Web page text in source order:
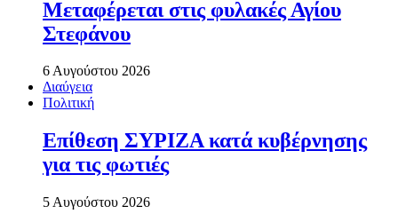
Μεταφέρεται στις φυλακές Αγίου
Στεφάνου
6 Αυγούστου 2026
Διαύγεια
Πολιτική
Επίθεση ΣΥΡΙΖΑ κατά κυβέρνησης
για τις φωτιές
5 Αυγούστου 2026